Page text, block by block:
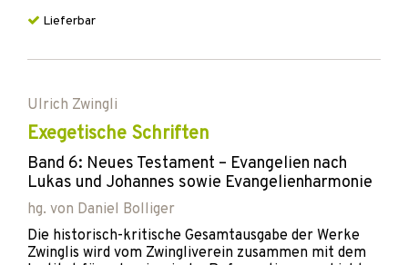
Lieferbar
Ulrich Zwingli
Exegetische Schriften
Band 6: Neues Testament – Evangelien nach
Lukas und Johannes sowie Evangelienharmonie
hg. von Daniel Bolliger
Die historisch-kritische Gesamtausgabe der Werke
Zwinglis wird vom Zwingliverein zusammen mit dem